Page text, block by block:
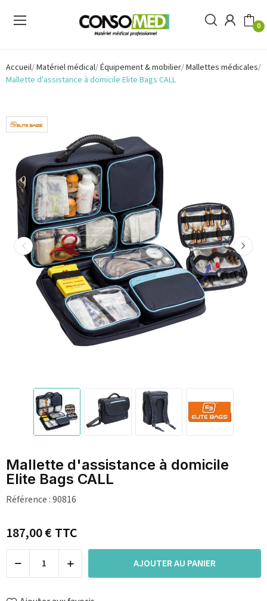
0
Accueil Matériel médical Équipement & mobilier Mallettes médicales
Mallette d'assistance à domicile Elite Bags CALL
Mallette d'assistance à domicile
Elite Bags CALL
Référence :90816
187,00 €TTC
AJOUTER AU PANIER